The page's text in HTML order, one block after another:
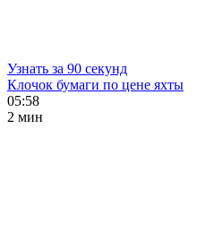
Узнать за 90 секунд
Клочок бумаги по цене яхты
05:58
2 мин